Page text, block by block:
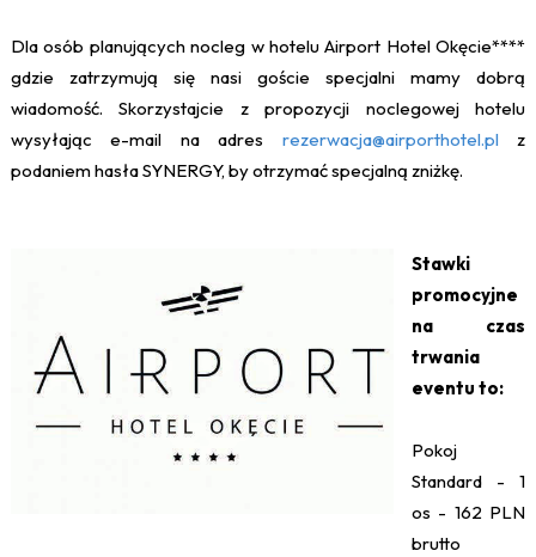
Dla osób planujących nocleg w hotelu Airport Hotel Okęcie****
gdzie zatrzymują się nasi goście specjalni mamy dobrą
wiadomość. Skorzystajcie z propozycji noclegowej hotelu
wysyłając e-mail na adres rezerwacja@airporthotel.pl z
podaniem hasła SYNERGY, by otrzymać specjalną zniżkę.
Stawki
promocyjne
na czas
trwania
eventu to:
Pokoj
Standard - 1
os - 162 PLN
brutto